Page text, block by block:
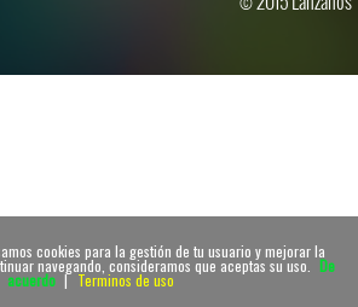
cookies para la gestión de tu usuario y mejorar la
navegando, consideramos que aceptas su uso. De
acuerdo | Terminos de uso